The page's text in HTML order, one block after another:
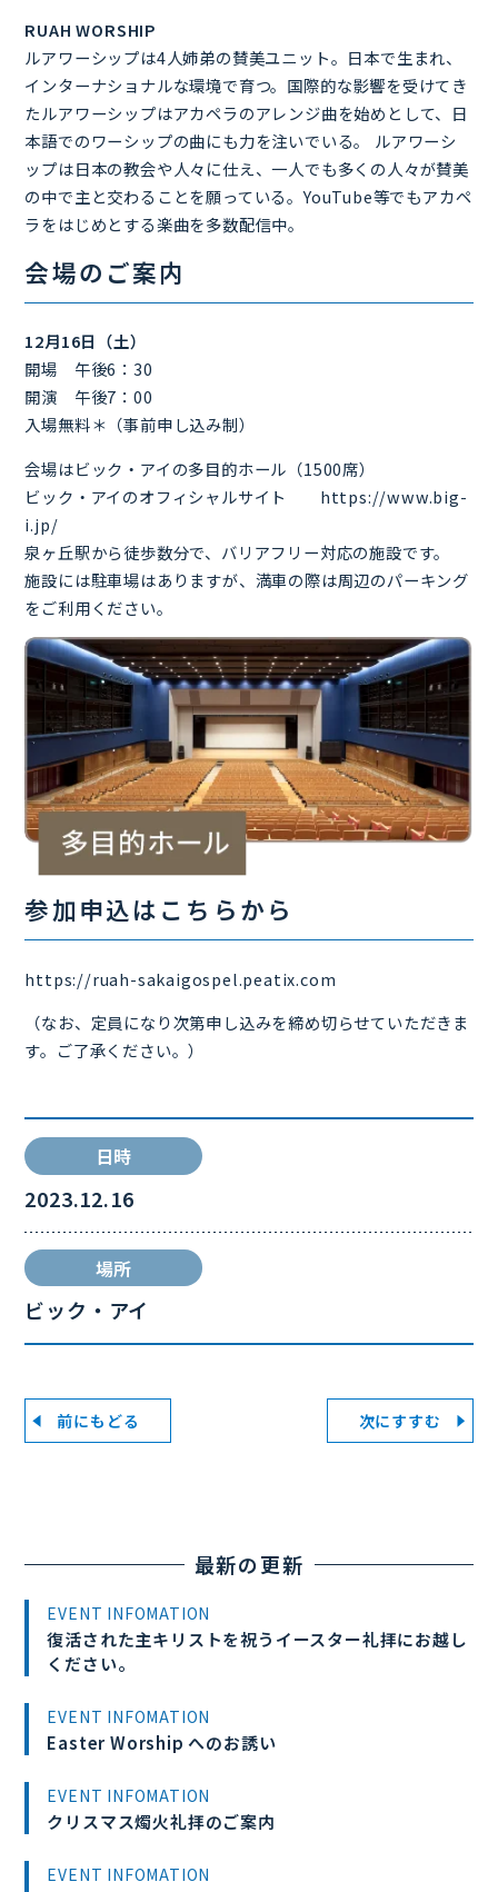
RUAH WORSHIP
ルアワーシップは4人姉弟の賛美ユニット。日本で生まれ、
インターナショナルな環境で育つ。国際的な影響を受けてき
たルアワーシップはアカペラのアレンジ曲を始めとして、日
本語でのワーシップの曲にも力を注いでいる。 ルアワーシ
ップは日本の教会や人々に仕え、一人でも多くの人々が賛美
の中で主と交わることを願っている。YouTube等でもアカペ
ラをはじめとする楽曲を多数配信中。
会場のご案内
12月16日（土）
開場 午後6：30
開演 午後7：00
入場無料＊（事前申し込み制）
会場はビック・アイの多目的ホール（1500席）
ビック・アイのオフィシャルサイト https://www.big-
i.jp/
泉ヶ丘駅から徒歩数分で、バリアフリー対応の施設です。
施設には駐車場はありますが、満車の際は周辺のパーキング
をご利用ください。
参加申込はこちらから
https://ruah-sakaigospel.peatix.com
（なお、定員になり次第申し込みを締め切らせていただきま
す。ご了承ください。）
日時
2023.12.16
場所
ビック・アイ
前にもどる 次にすすむ
最新の更新
EVENT INFOMATION
復活された主キリストを祝うイースター礼拝にお越し
ください。
EVENT INFOMATION
Easter Worship へのお誘い
EVENT INFOMATION
クリスマス燭火礼拝のご案内
EVENT INFOMATION